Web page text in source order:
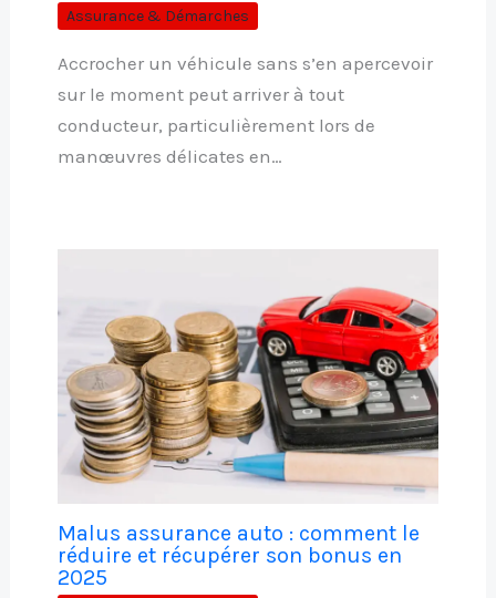
Assurance & Démarches
Accrocher un véhicule sans s’en apercevoir
sur le moment peut arriver à tout
conducteur, particulièrement lors de
manœuvres délicates en…
Malus assurance auto : comment le
réduire et récupérer son bonus en
2025